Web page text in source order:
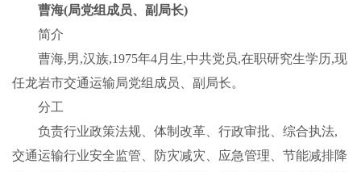
曹海(局党组成员、副局长)
简介
曹海,男,汉族,1975年4月生,中共党员,在职研究生学历,现
任龙岩市交通运输局党组成员、副局长。
分工
负责行业政策法规、体制改革、行政审批、综合执法,
交通运输行业安全监管、防灾减灾、应急管理、节能减排降